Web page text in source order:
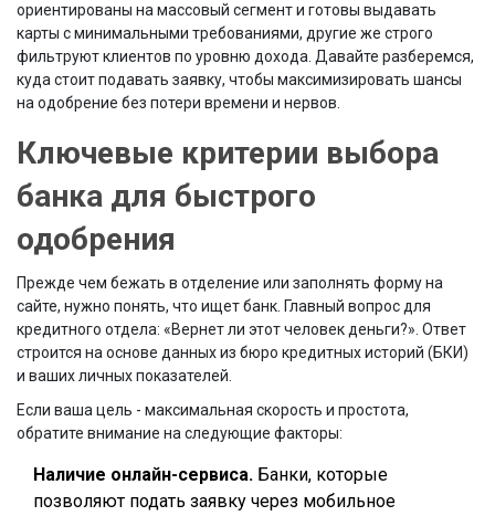
ориентированы на массовый сегмент и готовы выдавать
карты с минимальными требованиями, другие же строго
фильтруют клиентов по уровню дохода. Давайте разберемся,
куда стоит подавать заявку, чтобы максимизировать шансы
на одобрение без потери времени и нервов.
Ключевые критерии выбора
банка для быстрого
одобрения
Прежде чем бежать в отделение или заполнять форму на
сайте, нужно понять, что ищет банк. Главный вопрос для
кредитного отдела: «Вернет ли этот человек деньги?». Ответ
строится на основе данных из бюро кредитных историй (БКИ)
и ваших личных показателей.
Если ваша цель - максимальная скорость и простота,
обратите внимание на следующие факторы:
Наличие онлайн-сервиса. Банки, которые
позволяют подать заявку через мобильное